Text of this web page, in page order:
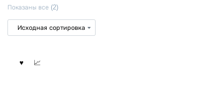
Показаны все (2)